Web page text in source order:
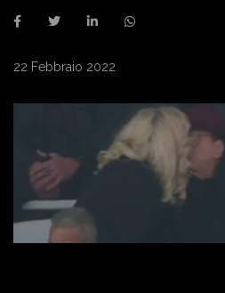
22 Febbraio 2022